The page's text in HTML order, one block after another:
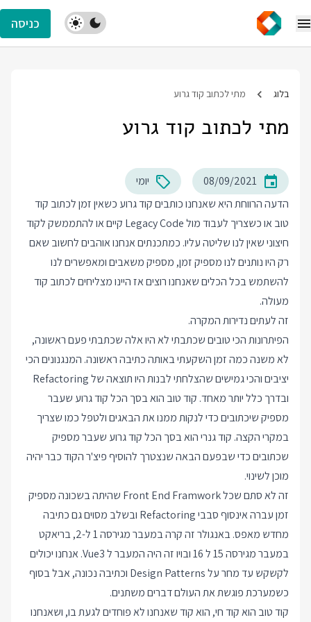
כניסה
בלוג מתי לכתוב קוד גרוע
מתי לכתוב קוד גרוע
08/09/2021
יומי
הדעה הרווחת היא שאנחנו כותבים קוד גרוע כשאין זמן לכתוב קוד
טוב או כשצריך לעבוד מול Legacy Code קיים או להתממשק לקוד
חיצוני שאין לנו שליטה עליו. כמתכנתים אנחנו אוהבים לחשוב שאם
רק היו נותנים לנו מספיק זמן, מספיק משאבים ומאפשרים לנו
להשתמש בכל הכלים שאנחנו רוצים אז היינו מצליחים לכתוב קוד
מעולה.
זה לעתים נדירות המקרה.
הפיתרונות הכי טובים שכתבתי לא היו אלה שכתבתי פעם ראשונה,
לא משנה כמה זמן השקעתי באותה כתיבה ראשונה. המנגנונים הכי
יציבים והכי גמישים שהצלחתי לבנות היו תוצאה של Refactoring
ובדרך כלל יותר מאחד. קוד טוב הוא בסך הכל קוד גרוע שעבר
מספיק שיכתובים כדי לנקות ממנו את הבאגים ולטפל כמו שצריך
במקרי הקצה. קוד גנרי הוא בסך הכל קוד גרוע שעבר מספיק
שכתובים כדי שבפעם הבאה שנצטרך להוסיף פיצ'ר הקוד כבר יהיה
מוכן לשינוי.
זה לא סתם שכל Front End Framwork שהיתה בשכונה מספיק
זמן עברה אינסוף סבבי Refactoring ובשלב מסוים גם כתיבה
מחדש מאפס. באנגולר זה קרה במעבר מגירסה 1 ל-2, בריאקט
במעבר מגירסה 15 ל 16 ובויו זה היה המעבר ל Vue3. אנחנו יכולים
לקשקש עד מחר על Design Patterns וכתיבה נכונה, אבל בסוף
כשמערכת פוגשת את העולם דברים משתנים.
קוד טוב הוא קוד חי, הוא קוד שאנחנו לא פוחדים לגעת בו, ושאנחנו